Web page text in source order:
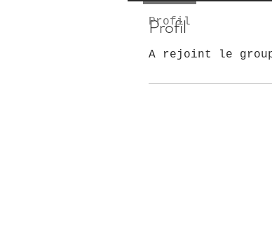
Profil
A rejoint le
Profil